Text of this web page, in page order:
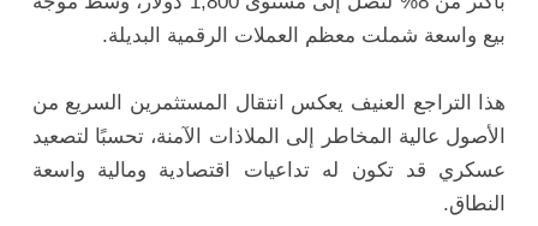
بيع واسعة شملت معظم العملات الرقمية البديلة.
هذا التراجع العنيف يعكس انتقال المستثمرين السريع من
الأصول عالية المخاطر إلى الملاذات الآمنة، تحسبًا لتصعيد
عسكري قد تكون له تداعيات اقتصادية ومالية واسعة
النطاق.